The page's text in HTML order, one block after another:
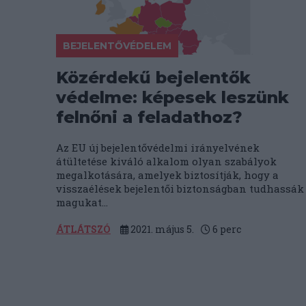
BEJELENTŐVÉDELEM
Közérdekű bejelentők
védelme: képesek leszünk
felnőni a feladathoz?
Az EU új bejelentővédelmi irányelvének
átültetése kiváló alkalom olyan szabályok
megalkotására, amelyek biztosítják, hogy a
visszaélések bejelentői biztonságban tudhassák
magukat...
ÁTLÁTSZÓ 2021. május 5. 6 perc